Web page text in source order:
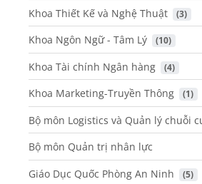
Khoa Thiết Kế và Nghệ Thuật (3)
Khoa Ngôn Ngữ - Tâm Lý (10)
Khoa Tài chính Ngân hàng (4)
Khoa Marketing-Truyền Thông (1)
Bộ môn Logistics và Quản lý chuỗi
Bộ môn Quản trị nhân lực
Giáo Dục Quốc Phòng An Ninh
(5)